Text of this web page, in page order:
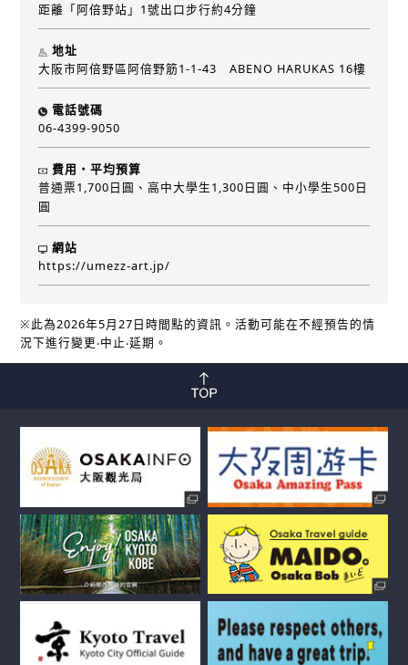
距離「阿倍野站」1號出口步行約4分鐘
地址
大阪市阿倍野區阿倍野筋1-1-43 ABENO HARUKAS 16樓
電話號碼
06-4399-9050
費用・平均預算
普通票1,700日圓、高中大學生1,300日圓、中小學生500日
圓
網站
https://umezz-art.jp/
※此為2026年5月27日時間點的資訊。活動可能在不經預告的情
況下進行變更‧中止‧延期。